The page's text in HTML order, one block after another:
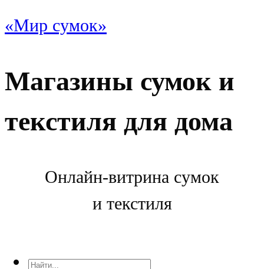
«Мир сумок»
Магазины сумок и
текстиля для дома
Онлайн-витрина сумок
и текстиля